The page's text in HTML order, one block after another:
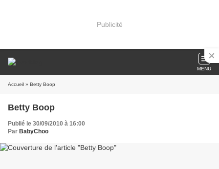
Publicité
MENU
Accueil » Betty Boop
Betty Boop
Publié le 30/09/2010 à 16:00
Par BabyChoo